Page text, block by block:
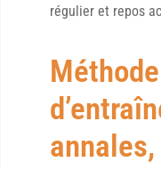
régulier et repos
Méthode